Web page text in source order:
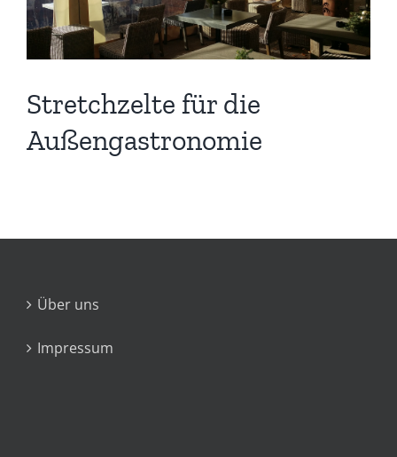
Stretchzelte für die
Außengastronomie
Über uns
Impressum